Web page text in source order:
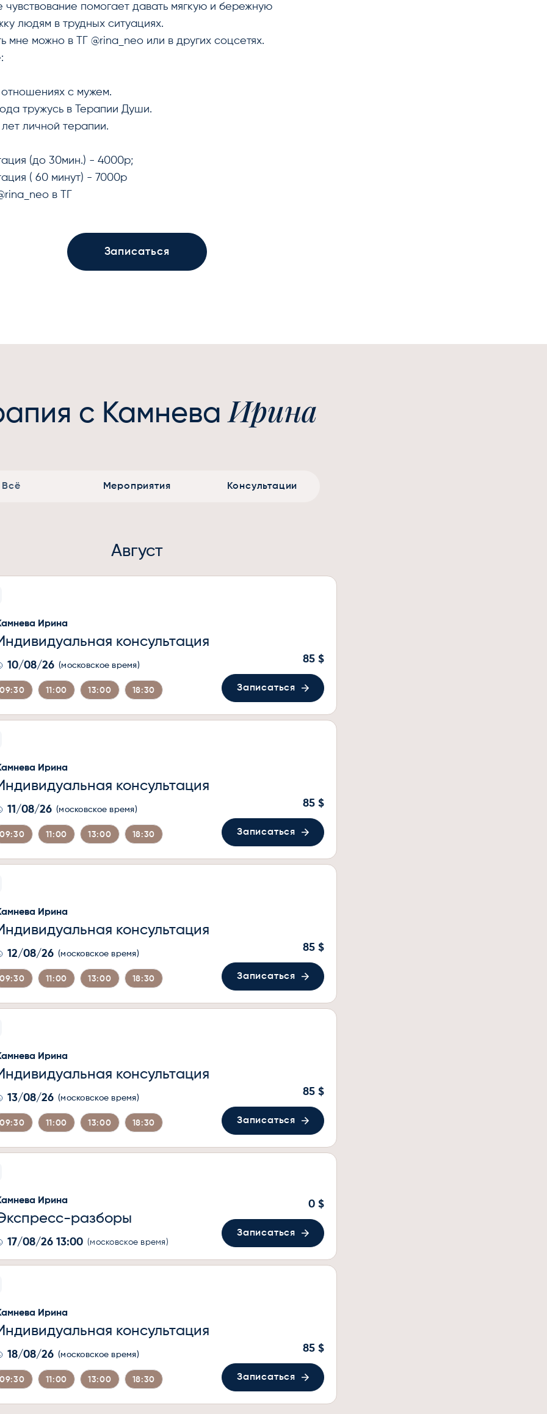
чувствование помогает давать мягкую и бережную
людям в трудных ситуациях.
мне можно в ТГ @rina_neo или в других соцсетях.
отношениях с мужем.
тружусь в Терапии Души.
личной терапии.
(до 30мин.) - 4000р;
( 60 минут) - 7000р
в ТГ
Записаться
с КамневаИрина
Всё Мероприятия Консультации
Август
Ирина
консультация
10/08/26 (московское время)
09:30 11:00 13:00 18:30
85 $
Записаться
Ирина
консультация
11/08/26 (московское время)
09:30 11:00 13:00 18:30
85 $
Записаться
Ирина
консультация
12/08/26 (московское время)
09:30 11:00 13:00 18:30
85 $
Записаться
Ирина
консультация
13/08/26 (московское время)
09:30 11:00 13:00 18:30
85 $
Записаться
Ирина
разборы
17/08/26 13:00 (московское время)
0 $
Записаться
Ирина
консультация
18/08/26 (московское время)
09:30 11:00 13:00 18:30
85 $
Записаться